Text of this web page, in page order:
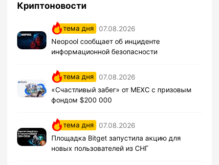
Криптоновости
тема дня
07.08.2026
Neopool сообщает об инциденте
информационной безопасности
тема дня
07.08.2026
«Счастливый забег» от MEXC с призовым
фондом $200 000
тема дня
07.08.2026
Площадка Bitget запустила акцию для
новых пользователей из СНГ